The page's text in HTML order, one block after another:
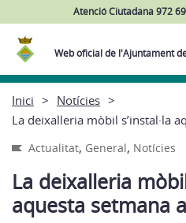
Atenció Ciutadana 972
Web oficial de l'Ajuntament
Inici
Notícies
La deixalleria mòbil s’instal·la
Actualitat, General, Notícies
La deixalleria
aquesta setmana